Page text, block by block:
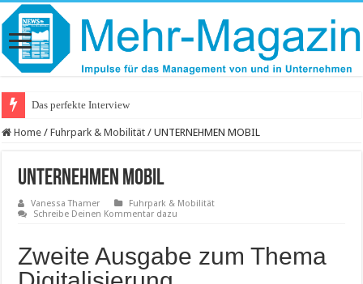
Das perfekte Interview
Home / Fuhrpark & Mobilität / UNTERNEHMEN MOBIL
UNTERNEHMEN MOBIL
Vanessa Thamer
Fuhrpark & Mobilität
Schreibe Deinen Kommentar dazu
Zweite Ausgabe zum Thema